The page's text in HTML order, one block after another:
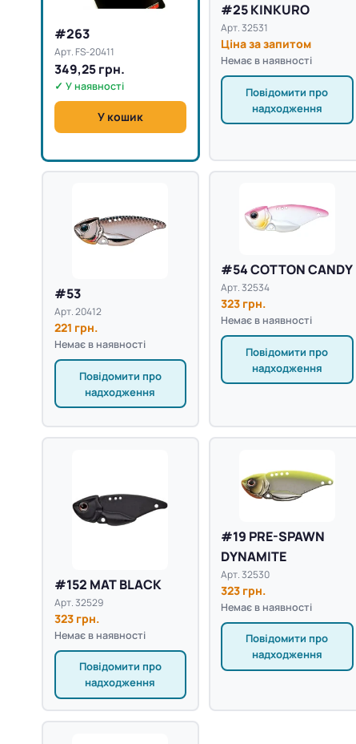
#263
Арт. FS-20411
349,25 грн.
✓ У наявності
У кошик
#25 KINKURO
Арт. 32531
Ціна за запитом
Немає в наявності
Повідомити про
надходження
#53
Арт. 20412
221 грн.
Немає в наявності
Повідомити про
надходження
#54 COTTON CANDY
Арт. 32534
323 грн.
Немає в наявності
Повідомити про
надходження
#152 MAT BLACK
Арт. 32529
323 грн.
Немає в наявності
Повідомити про
надходження
#19 PRE-SPAWN
DYNAMITE
Арт. 32530
323 грн.
Немає в наявності
Повідомити про
надходження